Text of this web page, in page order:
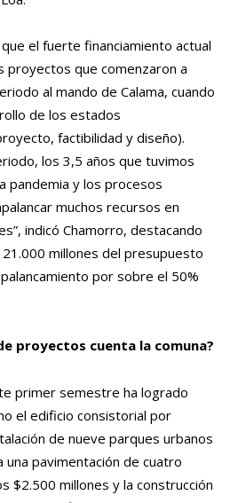
el fuerte financiamiento actual
proyectos que comenzaron a
al mando de Calama, cuando
de los estados
factibilidad y diseño).
los 3,5 años que tuvimos
pandemia y los procesos
muchos recursos en
indicó Chamorro, destacando
millones del presupuesto
por sobre el 50%
proyectos cuenta la comuna?
primer semestre ha logrado
el edificio consistorial por
de nueve parques urbanos
pavimentación de cuatro
$2.500 millones y la construcción